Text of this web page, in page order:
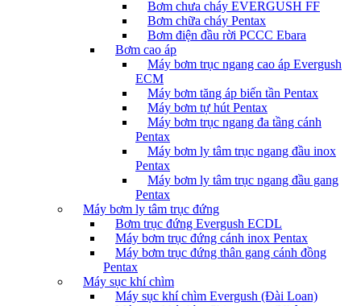
Bơm chưa cháy EVERGUSH FF
Bơm chữa cháy Pentax
Bơm điện đầu rời PCCC Ebara
Bơm cao áp
Máy bơm trục ngang cao áp Evergush
ECM
Máy bơm tăng áp biến tần Pentax
Máy bơm tự hút Pentax
Máy bơm trục ngang đa tầng cánh
Pentax
Máy bơm ly tâm trục ngang đầu inox
Pentax
Máy bơm ly tâm trục ngang đầu gang
Pentax
Máy bơm ly tâm trục đứng
Bơm trục đứng Evergush ECDL
Máy bơm trục đứng cánh inox Pentax
Máy bơm trục đứng thân gang cánh đồng
Pentax
Máy sục khí chìm
Máy sục khí chìm Evergush (Đài Loan)